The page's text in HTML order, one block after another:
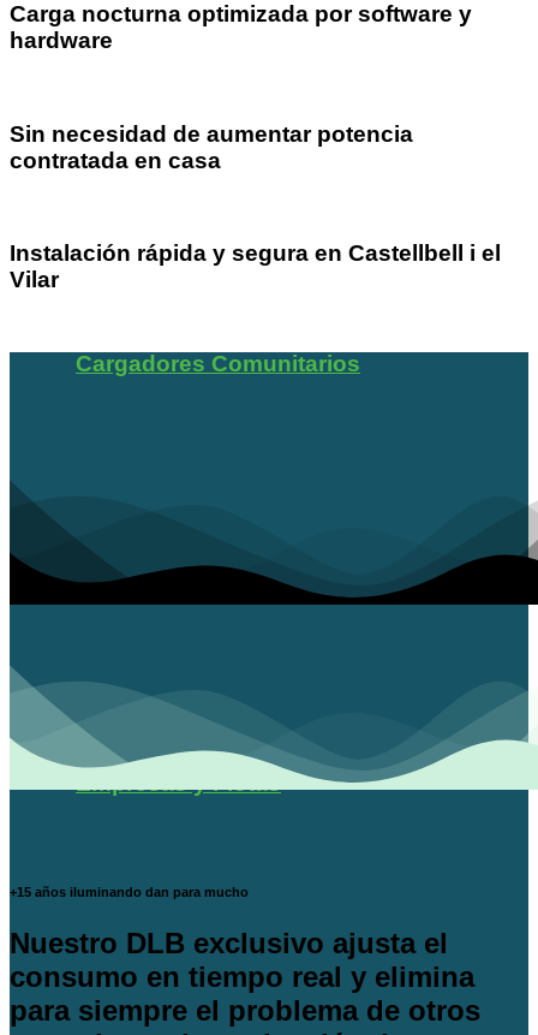
Cargadores Comunitarios
Carga nocturna optimizada por software y
hardware
Sin necesidad de aumentar potencia
contratada en casa
Instalación rápida y segura en Castellbell i el
Vilar
+15 años iluminando dan para mucho
Nuestro DLB exclusivo ajusta el
consumo en tiempo real y elimina
para siempre el problema de otros